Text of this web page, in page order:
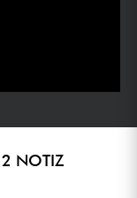
2 NOTIZ